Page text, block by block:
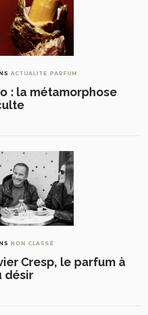
ACTUALITE PARFUM
: la métamorphose
NON CLASSÉ
Cresp, le parfum à
désir